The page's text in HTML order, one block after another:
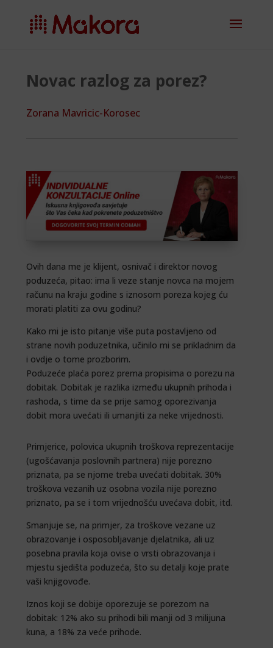
Novac razlog za porez?
Zorana Mavricic-Korosec
Ovih dana me je klijent, osnivač i direktor novog
poduzeća, pitao: ima li veze stanje novca na mojem
računu na kraju godine s iznosom poreza kojeg ću
morati platiti za ovu godinu?
Kako mi je isto pitanje više puta postavljeno od
strane novih poduzetnika, učinilo mi se prikladnim da
i ovdje o tome prozborim.
Poduzeće plaća porez prema propisima o porezu na
dobitak. Dobitak je razlika između ukupnih prihoda i
rashoda, s time da se prije samog oporezivanja
dobit mora uvećati ili umanjiti za neke vrijednosti.
Primjerice, polovica ukupnih troškova reprezentacije
(ugošćavanja poslovnih partnera) nije porezno
priznata, pa se njome treba uvećati dobitak. 30%
troškova vezanih uz osobna vozila nije porezno
priznato, pa se i tom vrijednošću uvećava dobit, itd.
Smanjuje se, na primjer, za troškove vezane uz
obrazovanje i osposobljavanje djelatnika, ali uz
posebna pravila koja ovise o vrsti obrazovanja i
mjestu sjedišta poduzeća, što su detalji koje prate
vaši knjigovođe.
Iznos koji se dobije oporezuje se porezom na
dobitak: 12% ako su prihodi bili manji od 3 milijuna
kuna, a 18% za veće prihode.